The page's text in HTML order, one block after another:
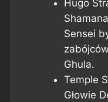
Hugo
Sensei
Ghula.
Temple
Głowie